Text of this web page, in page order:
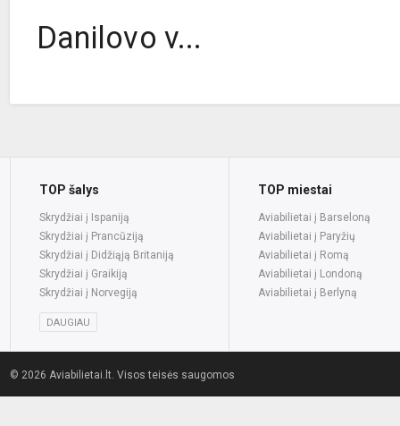
Danilovo v...
TOP šalys
Skrydžiai į Ispaniją
Skrydžiai į Prancūziją
Skrydžiai į Didžiąją Britaniją
Skrydžiai į Graikiją
Skrydžiai į Norvegiją
DAUGIAU
TOP miestai
Aviabilietai į Barseloną
Aviabilietai į Paryžių
Aviabilietai į Romą
Aviabilietai į Londoną
Aviabilietai į Berlyną
© 2026 Aviabilietai.lt. Visos teisės saugomos